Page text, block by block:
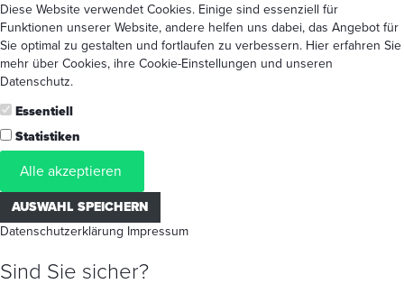
Diese Website verwendet Cookies. Einige sind essenziell für
Funktionen unserer Website, andere helfen uns dabei, das Angebot für
Sie optimal zu gestalten und fortlaufen zu verbessern. Hier erfahren Sie
mehr über Cookies, ihre Cookie-Einstellungen und unseren
Datenschutz.
Essentiell
Statistiken
Alle akzeptieren
AUSWAHL SPEICHERN
Datenschutzerklärung Impressum
Sind Sie sicher?